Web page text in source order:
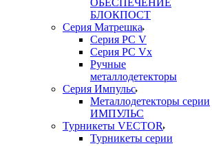
ОБЕСПЕЧЕНИЕ
БЛОКПОСТ
Серия Матрешка
Серия PC V
Серия PC Vx
Ручные
металлодетекторы
Серия Импульс
Металлодетекторы серии
ИМПУЛЬС
Турникеты VECTOR
Турникеты серии